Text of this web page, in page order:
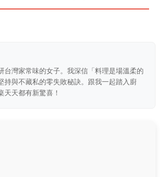
灣家常味的女子。我深信「料理是場溫柔的
與不藏私的零失敗秘訣。跟我一起踏入廚
天都有新驚喜！